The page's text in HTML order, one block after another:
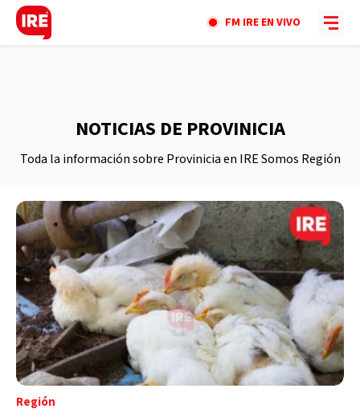
FM IRE EN VIVO
NOTICIAS DE PROVINICIA
Toda la información sobre Provinicia en IRE Somos Región
Región